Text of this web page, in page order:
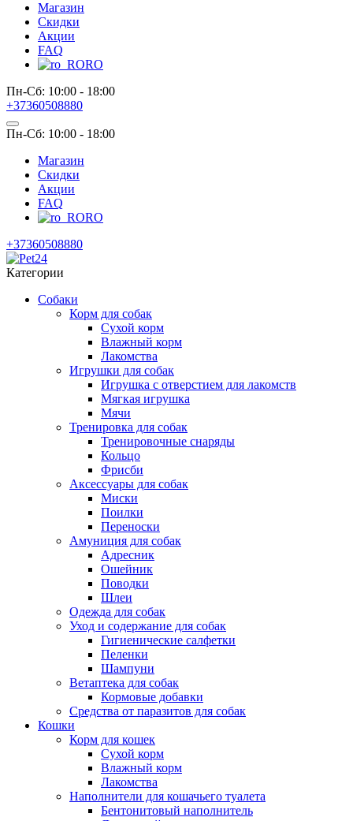
Магазин
Скидки
Акции
FAQ
RO
Пн-Сб: 10:00 - 18:00
+37360508880
Пн-Сб: 10:00 - 18:00
Магазин
Скидки
Акции
FAQ
RO
+37360508880
Категории
Собаки
Корм для собак
Сухой корм
Влажный корм
Лакомства
Игрушки для собак
Игрушка с отверстием для лакомств
Мягкая игрушка
Мячи
Тренировка для собак
Тренировочные снаряды
Кольцо
Фрисби
Аксессуары для собак
Миски
Поилки
Переноски
Амуниция для собак
Адресник
Ошейник
Поводки
Шлеи
Одежда для собак
Уход и содержание для собак
Гигиенические салфетки
Пеленки
Шампуни
Ветаптека для собак
Кормовые добавки
Средства от паразитов для собак
Кошки
Корм для кошек
Сухой корм
Влажный корм
Лакомства
Наполнители для кошачьего туалета
Бентонитовый наполнитель